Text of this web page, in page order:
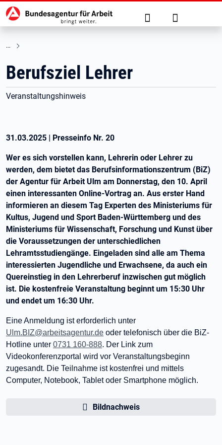
zu den Hauptinhalten springen
Hauptnavigation Suche Anmelden
Berufsziel Lehrer
Veranstaltungshinweis
31.03.2025 | Presseinfo Nr. 20
Wer es sich vorstellen kann, Lehrerin oder Lehrer zu
werden, dem bietet das Berufsinformationszentrum (BiZ)
der Agentur für Arbeit Ulm am Donnerstag, den 10. April
einen interessanten Online-Vortrag an. Aus erster Hand
informieren an diesem Tag Experten des Ministeriums für
Kultus, Jugend und Sport Baden-Württemberg und des
Ministeriums für Wissenschaft, Forschung und Kunst über
die Voraussetzungen der unterschiedlichen
Lehramtsstudiengänge. Eingeladen sind alle am Thema
interessierten Jugendliche und Erwachsene, da auch ein
Quereinstieg in den Lehrerberuf inzwischen gut möglich
ist. Die kostenfreie Veranstaltung beginnt um 15:30 Uhr
und endet um 16:30 Uhr.
Eine Anmeldung ist erforderlich unter
Ulm.BIZ@arbeitsagentur.de oder telefonisch über die BiZ-
Hotline unter 0731 160-888. Der Link zum
Videokonferenzportal wird vor Veranstaltungsbeginn
zugesandt. Die Teilnahme ist kostenfrei und mittels
Computer, Notebook, Tablet oder Smartphone möglich.
Bildnachweis